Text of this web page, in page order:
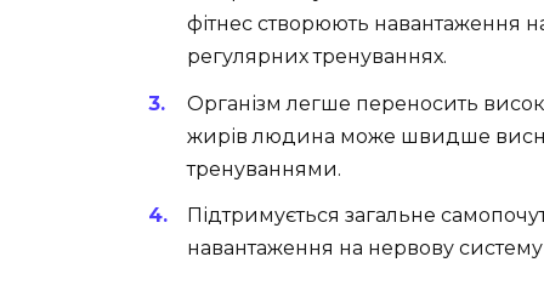
фітнес створюють навантаження
регулярних тренуваннях.
Організм легше переносить
жирів людина може швидше
тренуваннями.
Підтримується загальне
навантаження на нервову